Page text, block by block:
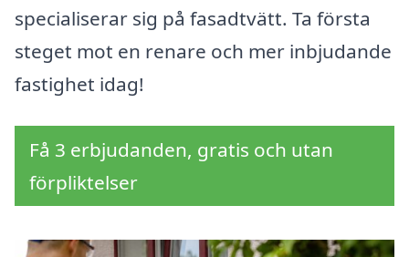
specialiserar sig på fasadtvätt. Ta första
steget mot en renare och mer inbjudande
fastighet idag!
Få 3 erbjudanden, gratis och utan
förpliktelser